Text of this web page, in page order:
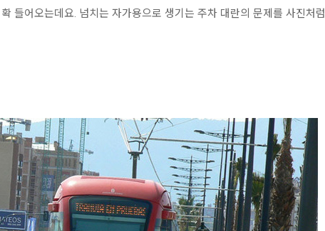
들어오는데요. 넘치는 자가용으로 생기는 주차 대란의 문제를 사진처